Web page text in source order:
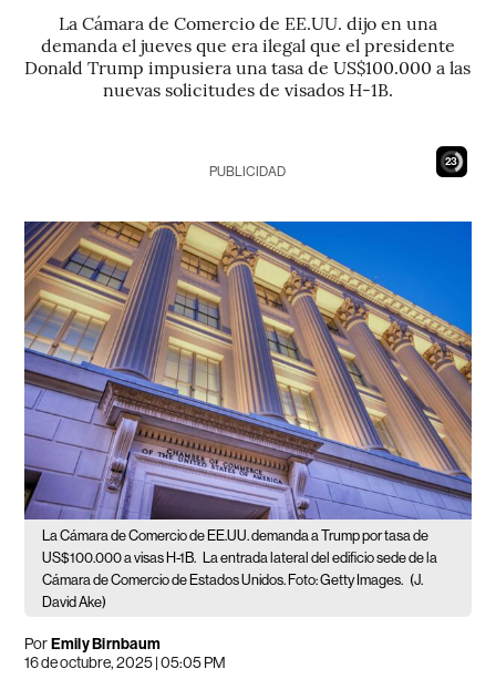
La Cámara de Comercio de EE.UU. dijo en una
demanda el jueves que era ilegal que el presidente
Donald Trump impusiera una tasa de US$100.000 a las
nuevas solicitudes de visados H-1B.
22
PUBLICIDAD
La Cámara de Comercio de EE.UU. demanda a Trump por tasa de
US$100.000 a visas H-1B.
La entrada lateral del edificio sede de la
Cámara de Comercio de Estados Unidos. Foto: Getty Images. (J.
David Ake)
PorEmily Birnbaum
16 de octubre, 2025 | 05:05 PM